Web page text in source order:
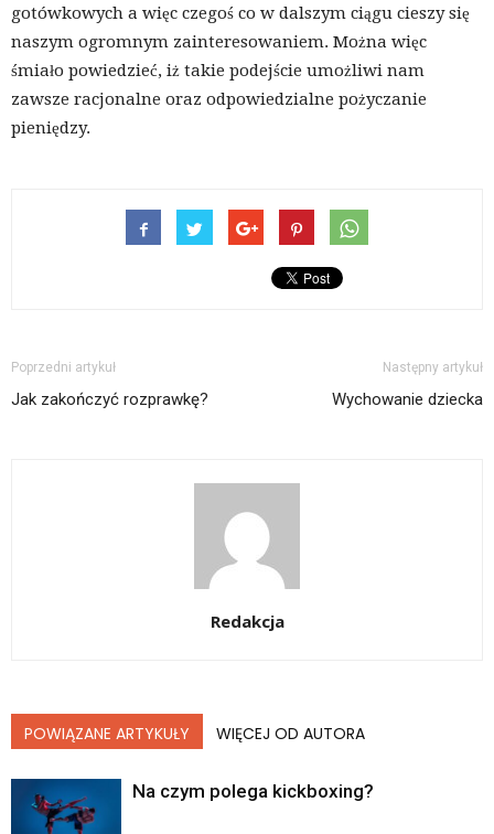
gotówkowych a więc czegoś co w dalszym ciągu cieszy się
naszym ogromnym zainteresowaniem. Można więc
śmiało powiedzieć, iż takie podejście umożliwi nam
zawsze racjonalne oraz odpowiedzialne pożyczanie
pieniędzy.
Poprzedni artykuł
Jak zakończyć rozprawkę?
Następny artykuł
Wychowanie dziecka
Redakcja
POWIĄZANE ARTYKUŁY WIĘCEJ OD AUTORA
Na czym polega kickboxing?